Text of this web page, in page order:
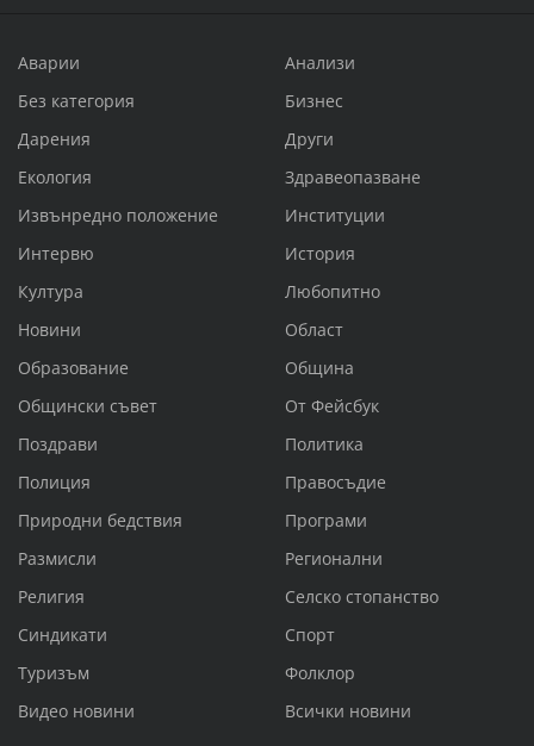
Аварии
Анализи
Без категория
Бизнес
Дарения
Други
Екология
Здравеопазване
Извънредно положение
Институции
Интервю
История
Култура
Любопитно
Новини
Област
Образование
Община
Общински съвет
От Фейсбук
Поздрави
Политика
Полиция
Правосъдие
Природни бедствия
Програми
Размисли
Регионални
Религия
Селско стопанство
Синдикати
Спорт
Туризъм
Фолклор
Видео новини
Всички новини